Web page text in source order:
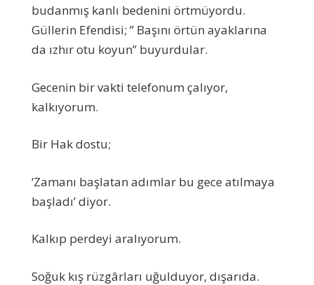
budanmış kanlı bedenini örtmüyordu.
Güllerin Efendisi; ” Başını örtün ayaklarına
da ızhır otu koyun” buyurdular.
Gecenin bir vakti telefonum çalıyor,
kalkıyorum.
Bir Hak dostu;
‘Zamanı başlatan adımlar bu gece atılmaya
başladı’ diyor.
Kalkıp perdeyi aralıyorum.
Soğuk kış rüzgârları uğulduyor, dışarıda.